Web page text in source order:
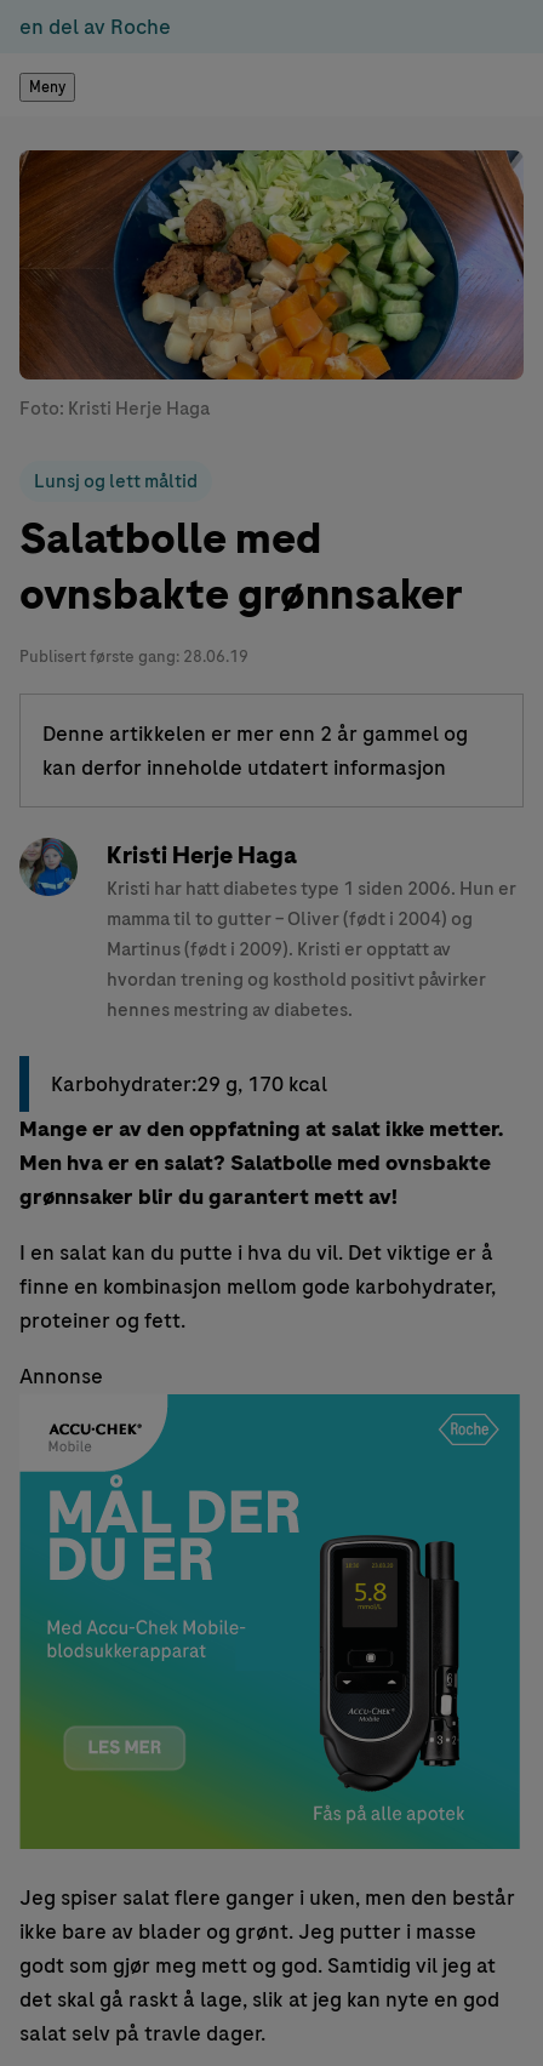
en del av Roche
Meny
Foto: Kristi Herje Haga
Lunsj og lett måltid
Salatbolle med
ovnsbakte grønnsaker
Publisert første gang: 28.06.19
Denne artikkelen er mer enn 2 år gammel og
kan derfor inneholde utdatert informasjon
Kristi Herje Haga
Kristi har hatt diabetes type 1 siden 2006. Hun er
mamma til to gutter – Oliver (født i 2004) og
Martinus (født i 2009). Kristi er opptatt av
hvordan trening og kosthold positivt påvirker
hennes mestring av diabetes.
Karbohydrater:29 g, 170 kcal
Mange er av den oppfatning at salat ikke metter.
Men hva er en salat? Salatbolle med ovnsbakte
grønnsaker blir du garantert mett av!
I en salat kan du putte i hva du vil. Det viktige er å
finne en kombinasjon mellom gode karbohydrater,
proteiner og fett.
Annonse
Jeg spiser salat flere ganger i uken, men den består
ikke bare av blader og grønt. Jeg putter i masse
godt som gjør meg mett og god. Samtidig vil jeg at
det skal gå raskt å lage, slik at jeg kan nyte en god
salat selv på travle dager.